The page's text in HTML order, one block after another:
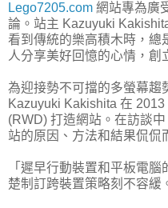
Lego7205.com 網站專為廣
論。站主 Kazuyuki
看到傳統的樂高積木時，總
人分享美好回憶的心情，創
為迎接勢不可擋的多螢幕趨
Kazuyuki Kakishita 在
(RWD) 打造網站。在訪談
站的原因、方法和結果侃侃
「遲早行動裝置和平板電
楚制訂跨裝置策略刻不容緩